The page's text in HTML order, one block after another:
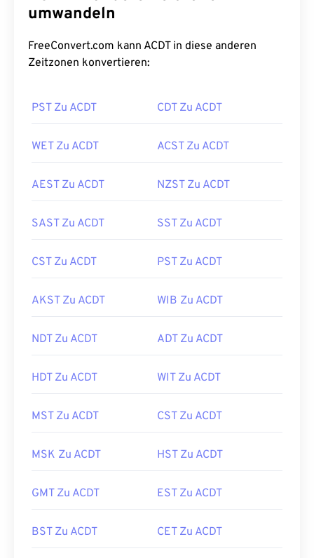
umwandeln
FreeConvert.com kann ACDT in diese anderen
Zeitzonen konvertieren:
PST Zu ACDT CDT Zu ACDT
WET Zu ACDT ACST Zu ACDT
AEST Zu ACDT NZST Zu ACDT
SAST Zu ACDT SST Zu ACDT
CST Zu ACDT PST Zu ACDT
AKST Zu ACDT WIB Zu ACDT
NDT Zu ACDT ADT Zu ACDT
HDT Zu ACDT WIT Zu ACDT
MST Zu ACDT CST Zu ACDT
MSK Zu ACDT HST Zu ACDT
GMT Zu ACDT EST Zu ACDT
BST Zu ACDT CET Zu ACDT